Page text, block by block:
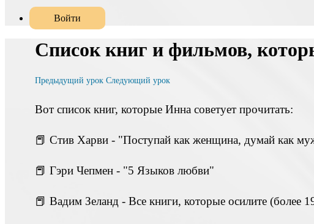
Войти
Список книг и фильмов,
Предыдущий урок Следующий урок
Вот список книг, которые Инна советует прочитать:
📕 Стив Харви - "Поступай как женщина, думай как
📕 Гэри Чепмен - "5 Языков любви"
📕 Вадим Зеланд - Все книги, которые осилите (более